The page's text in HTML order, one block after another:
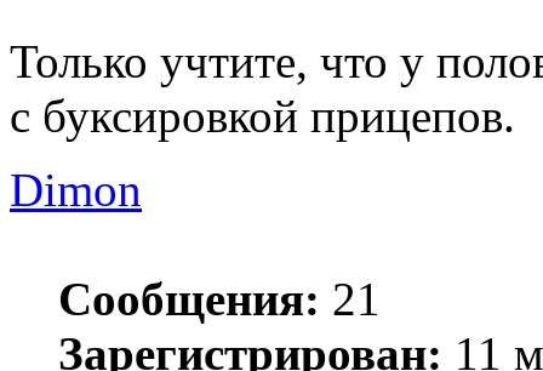
Только учтите, что у
с буксировкой прицепов.
Dimon
Сообщения: 21
Зарегистрирован: 11